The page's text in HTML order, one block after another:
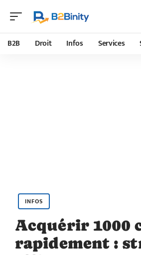
B2B Droit Infos Services
INFOS
Acquérir 1000
rapidement :